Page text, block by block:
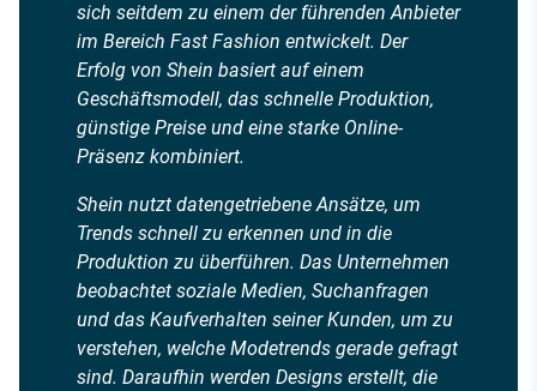
sich seitdem zu einem der führenden Anbieter
im Bereich Fast Fashion entwickelt. Der
Erfolg von Shein basiert auf einem
Geschäftsmodell, das schnelle Produktion,
günstige Preise und eine starke Online-
Präsenz kombiniert.
Shein nutzt datengetriebene Ansätze, um
Trends schnell zu erkennen und in die
Produktion zu überführen. Das Unternehmen
beobachtet soziale Medien, Suchanfragen
und das Kaufverhalten seiner Kunden, um zu
verstehen, welche Modetrends gerade gefragt
sind. Daraufhin werden Designs erstellt, die